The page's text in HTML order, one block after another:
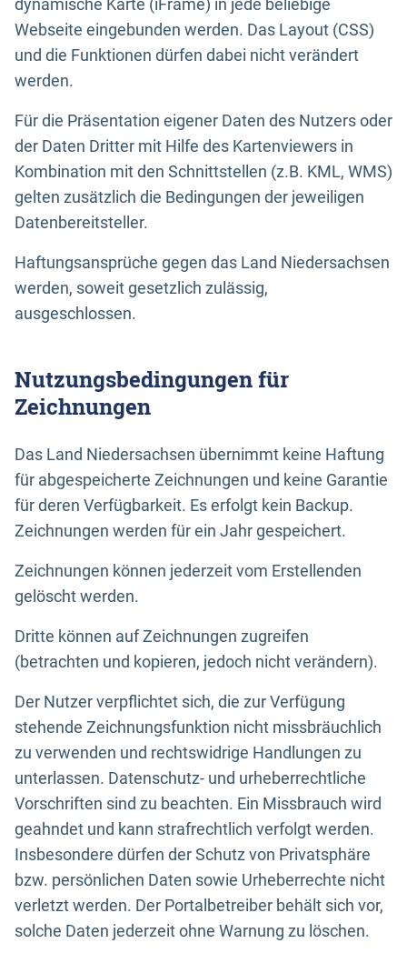
dynamische Karte (iFrame) in jede beliebige
Webseite eingebunden werden. Das Layout (CSS)
und die Funktionen dürfen dabei nicht verändert
werden.
Für die Präsentation eigener Daten des Nutzers oder
der Daten Dritter mit Hilfe des Kartenviewers in
Kombination mit den Schnittstellen (z.B. KML, WMS)
gelten zusätzlich die Bedingungen der jeweiligen
Datenbereitsteller.
Haftungsansprüche gegen das Land Niedersachsen
werden, soweit gesetzlich zulässig,
ausgeschlossen.
Nutzungsbedingungen für
Zeichnungen
Das Land Niedersachsen übernimmt keine Haftung
für abgespeicherte Zeichnungen und keine Garantie
für deren Verfügbarkeit. Es erfolgt kein Backup.
Zeichnungen werden für ein Jahr gespeichert.
Zeichnungen können jederzeit vom Erstellenden
gelöscht werden.
Dritte können auf Zeichnungen zugreifen
(betrachten und kopieren, jedoch nicht verändern).
Der Nutzer verpflichtet sich, die zur Verfügung
stehende Zeichnungsfunktion nicht missbräuchlich
zu verwenden und rechtswidrige Handlungen zu
unterlassen. Datenschutz- und urheberrechtliche
Vorschriften sind zu beachten. Ein Missbrauch wird
geahndet und kann strafrechtlich verfolgt werden.
Insbesondere dürfen der Schutz von Privatsphäre
bzw. persönlichen Daten sowie Urheberrechte nicht
verletzt werden. Der Portalbetreiber behält sich vor,
solche Daten jederzeit ohne Warnung zu löschen.